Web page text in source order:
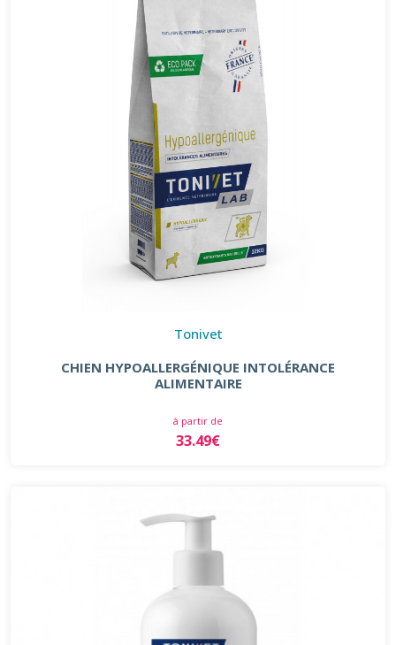
Tonivet
CHIEN HYPOALLERGÉNIQUE INTOLÉRANCE
ALIMENTAIRE
à partir de
33.49€